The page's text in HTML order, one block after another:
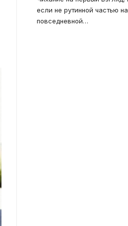
если не рутинной частью
повседневной…